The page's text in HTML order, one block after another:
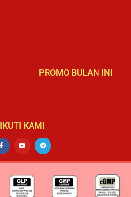
PROMO BULAN INI
IKUTI KAMI